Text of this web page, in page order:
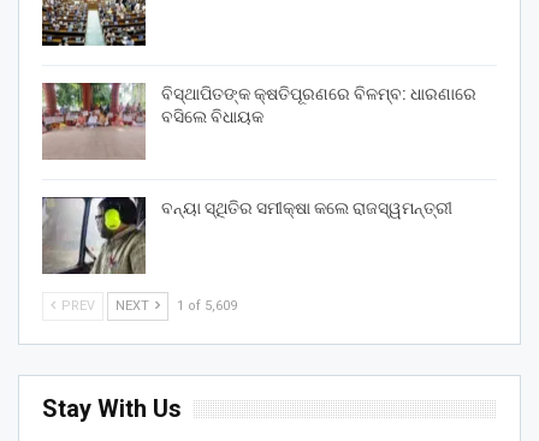
ବିସ୍ଥାପିତଙ୍କ କ୍ଷତିପୂରଣରେ ବିଳମ୍ବ: ଧାରଣାରେ
ବସିଲେ ବିଧାୟକ
ବନ୍ୟା ସ୍ଥିତିର ସମୀକ୍ଷା କଲେ ରାଜସ୍ୱମନ୍ତ୍ରୀ
PREV NEXT 1 of 5,609
Stay With Us